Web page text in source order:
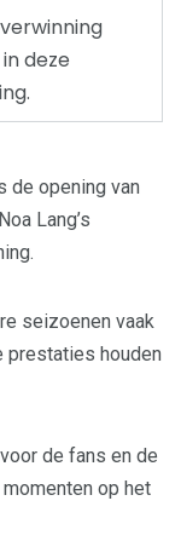
deze
de opening van
Lang’s
seizoenen vaak
prestaties houden
de fans en de
op het